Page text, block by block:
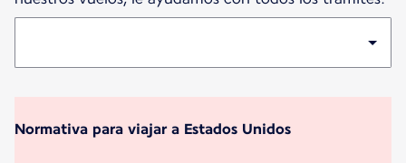
Normativa para viajar a Estados Unidos